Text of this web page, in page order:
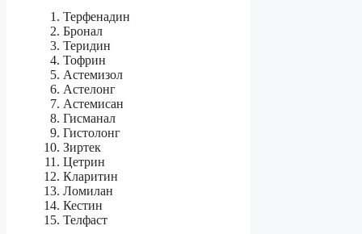
Терфенадин
Бронал
Теридин
Тофрин
Астемизол
Астелонг
Астемисан
Гисманал
Гистолонг
Зиртек
Цетрин
Кларитин
Ломилан
Кестин
Телфаст